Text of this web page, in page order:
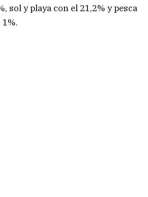
sol y playa con el 21,2% y pesca